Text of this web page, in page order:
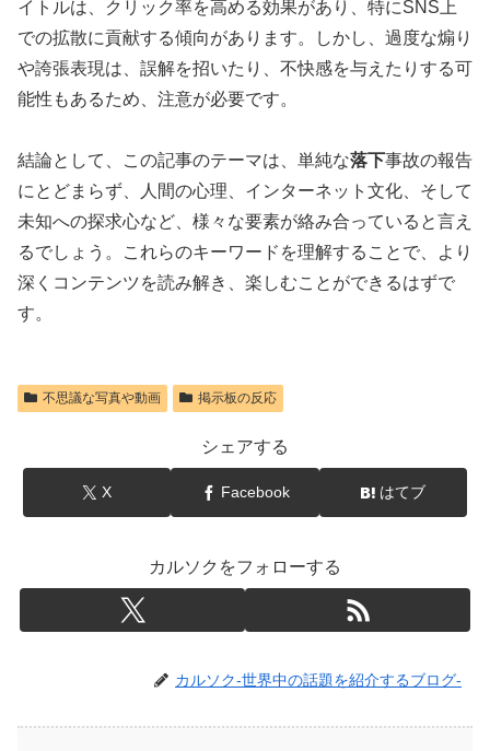
イトルは、クリック率を高める効果があり、特にSNS上
での拡散に貢献する傾向があります。しかし、過度な煽り
や誇張表現は、誤解を招いたり、不快感を与えたりする可
能性もあるため、注意が必要です。
結論として、この記事のテーマは、単純な落下事故の報告
にとどまらず、人間の心理、インターネット文化、そして
未知への探求心など、様々な要素が絡み合っていると言え
るでしょう。これらのキーワードを理解することで、より
深くコンテンツを読み解き、楽しむことができるはずで
す。
不思議な写真や動画 掲示板の反応
シェアする
X Facebook はてブ
カルソクをフォローする
カルソク-世界中の話題を紹介するブログ-